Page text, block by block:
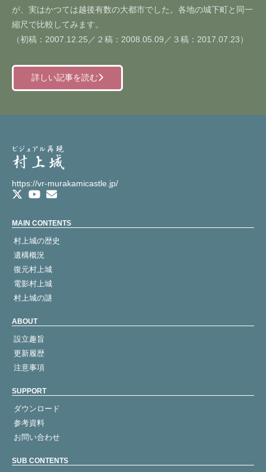
が、実はかつては越後有数の大都市でした。各地の城下町と同一
縮尺で比較してみます。
（初稿：2007.12.25／２稿：2008.05.09／３稿：2017.07.23）
詳しい記事を読む
https://vr-murakamicastle.jp/
MAIN CONTENTS
村上城の歴史
遺構概況
復元村上城
電影村上城
村上城の謎
ABOUT
設立趣旨
更新履歴
注意事項
SUPPORT
ダウンロード
参考資料
お問い合わせ
SUB CONTENTS